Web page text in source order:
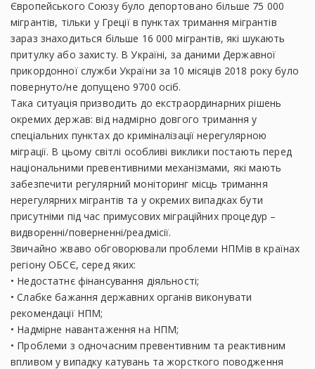
Європейського Союзу було депортовано більше 75 000
мігрантів, тільки у Греції в пунктах тримання мігрантів
зараз знаходиться більше 16 000 мігрантів, які шукають
притулку або захисту. В Україні, за даними Державної
прикордонної служби України за 10 місяців 2018 року було
повернуто/не допущено 9700 осіб.
Така ситуація призводить до екстраординарних рішень
окремих держав: від надмірно довгого тримання у
спеціальних пунктах до криміналізації нерегулярною
міграції. В цьому світлі особливі виклики постають перед
національними превентивними механізмами, які мають
забезпечити регулярний моніторинг місць тримання
нерегулярних мігрантів та у окремих випадках бути
присутніми під час примусових міграційних процедур –
видворенні/поверненні/реадмісії.
Звичайно жваво обговорювали проблеми НПМів в країнах
регіону ОБСЄ, серед яких:
• Недостатнє фінансування діяльності;
• Слабке бажання державних органів виконувати
рекомендації НПМ;
• Надмірне навантаження на НПМ;
• Проблеми з одночасним превентивним та реактивним
впливом у випадку катувань та жорсткого поводження